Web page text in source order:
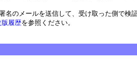
名のメールを送信して、受け取った側で検
版履歴を参照ください。